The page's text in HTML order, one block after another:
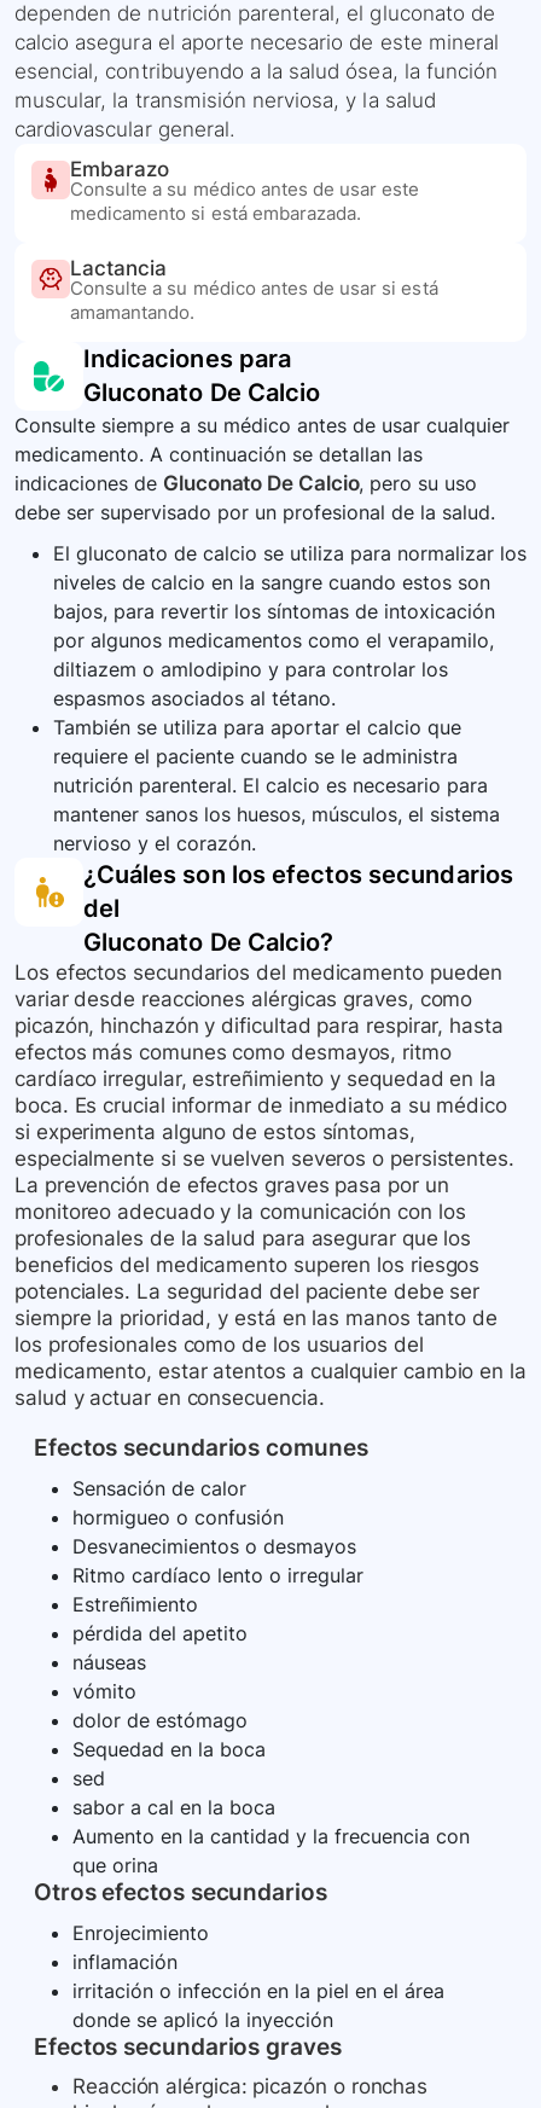
dependen de nutrición parenteral, el gluconato de
calcio asegura el aporte necesario de este mineral
esencial, contribuyendo a la salud ósea, la función
muscular, la transmisión nerviosa, y la salud
cardiovascular general.
Embarazo
Consulte a su médico antes de usar este
medicamento si está embarazada.
Lactancia
Consulte a su médico antes de usar si está
amamantando.
Indicaciones para
Gluconato De Calcio
Consulte siempre a su médico antes de usar cualquier
medicamento. A continuación se detallan las
indicaciones de Gluconato De Calcio, pero su uso
debe ser supervisado por un profesional de la salud.
El gluconato de calcio se utiliza para normalizar los
niveles de calcio en la sangre cuando estos son
bajos, para revertir los síntomas de intoxicación
por algunos medicamentos como el verapamilo,
diltiazem o amlodipino y para controlar los
espasmos asociados al tétano.
También se utiliza para aportar el calcio que
requiere el paciente cuando se le administra
nutrición parenteral. El calcio es necesario para
mantener sanos los huesos, músculos, el sistema
nervioso y el corazón.
¿Cuáles son los efectos secundarios
del
Gluconato De Calcio?
Los efectos secundarios del medicamento pueden
variar desde reacciones alérgicas graves, como
picazón, hinchazón y dificultad para respirar, hasta
efectos más comunes como desmayos, ritmo
cardíaco irregular, estreñimiento y sequedad en la
boca. Es crucial informar de inmediato a su médico
si experimenta alguno de estos síntomas,
especialmente si se vuelven severos o persistentes.
La prevención de efectos graves pasa por un
monitoreo adecuado y la comunicación con los
profesionales de la salud para asegurar que los
beneficios del medicamento superen los riesgos
potenciales. La seguridad del paciente debe ser
siempre la prioridad, y está en las manos tanto de
los profesionales como de los usuarios del
medicamento, estar atentos a cualquier cambio en la
salud y actuar en consecuencia.
Efectos secundarios comunes
Sensación de calor
hormigueo o confusión
Desvanecimientos o desmayos
Ritmo cardíaco lento o irregular
Estreñimiento
pérdida del apetito
náuseas
vómito
dolor de estómago
Sequedad en la boca
sed
sabor a cal en la boca
Aumento en la cantidad y la frecuencia con
que orina
Otros efectos secundarios
Enrojecimiento
inflamación
irritación o infección en la piel en el área
donde se aplicó la inyección
Efectos secundarios graves
Reacción alérgica: picazón o ronchas